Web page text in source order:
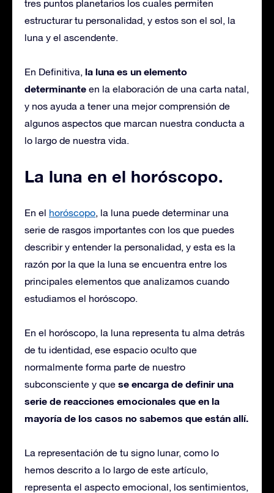
tres puntos planetarios los cuales permiten
estructurar tu personalidad, y estos son el sol, la
luna y el ascendente.
En Definitiva, la luna es un elemento
determinante en la elaboración de una carta natal,
y nos ayuda a tener una mejor comprensión de
algunos aspectos que marcan nuestra conducta a
lo largo de nuestra vida.
La luna en el horóscopo.
En el horóscopo, la luna puede determinar una
serie de rasgos importantes con los que puedes
describir y entender la personalidad, y esta es la
razón por la que la luna se encuentra entre los
principales elementos que analizamos cuando
estudiamos el horóscopo.
En el horóscopo, la luna representa tu alma detrás
de tu identidad, ese espacio oculto que
normalmente forma parte de nuestro
subconsciente y que se encarga de definir una
serie de reacciones emocionales que en la
mayoría de los casos no sabemos que están allí.
La representación de tu signo lunar, como lo
hemos descrito a lo largo de este artículo,
representa el aspecto emocional, los sentimientos,